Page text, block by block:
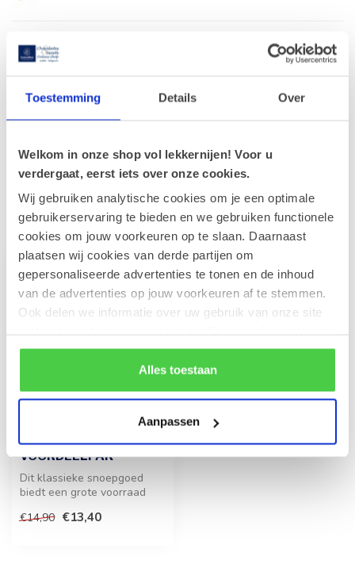
Toestemming Details Over
Welkom in onze shop vol lekkernijen! Voor u
verdergaat, eerst iets over onze cookies.
Wij gebruiken analytische cookies om je een optimale
gebruikerservaring te bieden en we gebruiken functionele
cookies om jouw voorkeuren op te slaan. Daarnaast
plaatsen wij cookies van derde partijen om
gepersonaliseerde advertenties te tonen en de inhoud
van de advertenties op jouw voorkeuren af te stemmen.
Ook delen we informatie over uw gebruik van onze site
rekening mee dat als je bepaalde cookies blokkeert, het
de correcte werking van de website kan verstoren.
Alles toestaan
Aanpassen
€11,90
Haribo Puntzak (M) snoep 300g
Recent bekeken
-10%
Happy Cola 1kg
VOORDEELPAK
Dit klassieke snoepgoed
biedt een grote voorraad
Ee...
€14,90 €13,40